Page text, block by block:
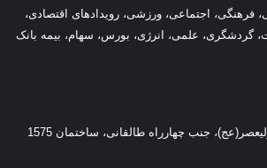
فرهنگی، اجتماعی، ورزشی، رویدادهای اقتصادی،
گردشگری، علمی، انرژی، بورس، سهام، بیمه بانک
آدرس : تهران ، خیابان ولیعصر(عج)، جنب چهارراه طالقانی، ساختمان 1575